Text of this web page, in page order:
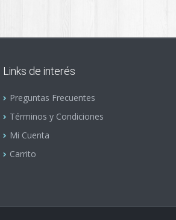
Links de interés
Preguntas Frecuentes
Términos y Condiciones
Mi Cuenta
Carrito